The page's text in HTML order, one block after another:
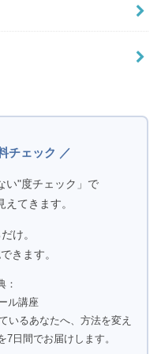
チェック ／
い"度チェック」で
てきます。
け。
きます。
：
ル講座
いるあなたへ、方法を変え
日間でお届けします。